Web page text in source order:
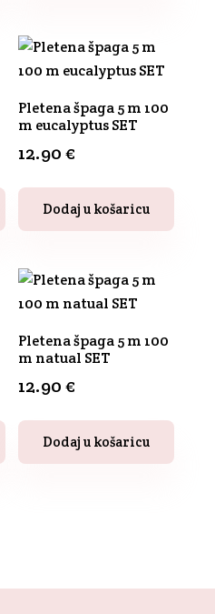
Pletena špaga 5 m 100
m eucalyptus SET
12.90€
Dodaj u košaricu
Pletena špaga 5 m 100
m natual SET
12.90€
Dodaj u košaricu